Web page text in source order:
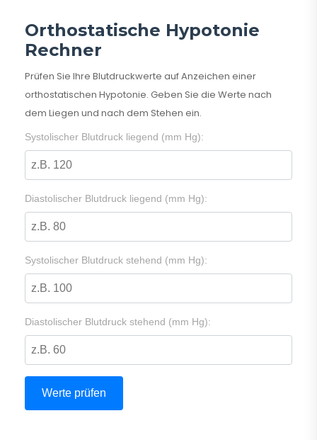
Orthostatische Hypotonie
Rechner
Prüfen Sie Ihre Blutdruckwerte auf Anzeichen einer
orthostatischen Hypotonie. Geben Sie die Werte nach
dem Liegen und nach dem Stehen ein.
Systolischer Blutdruck liegend (mm Hg):
Diastolischer Blutdruck liegend (mm Hg):
Systolischer Blutdruck stehend (mm Hg):
Diastolischer Blutdruck stehend (mm Hg):
Werte prüfen